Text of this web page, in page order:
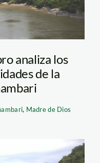
analiza los
de la
, Madre de Dios